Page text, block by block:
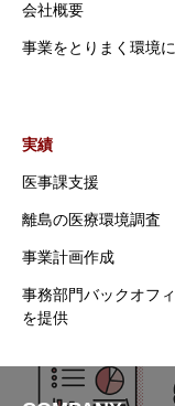
会社概要
事業をとりまく環境
実績
医事課支援
離島の医療環境調査
事業計画作成
事務部門バックオフ
を提供